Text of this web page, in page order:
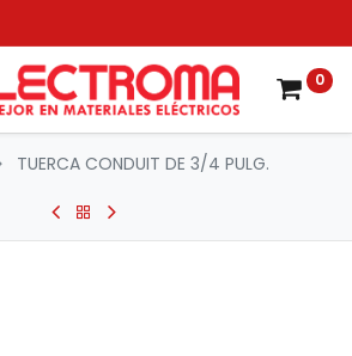
0
TUERCA CONDUIT DE 3/4 PULG.